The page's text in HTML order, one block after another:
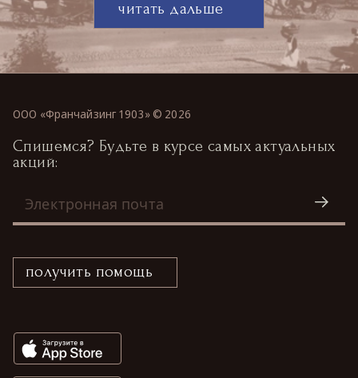
читать дальше
ООО «Франчайзинг 1903» © 2026
Спишемся? Будьте в курсе самых актуальных
акций:
получить помощь